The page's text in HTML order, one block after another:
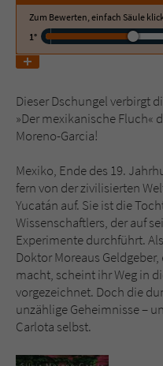
Zum Bewerten, einfach Säule
1°
Dieser Dschungel verbirgt
»Der mexikanische Fluch«
Moreno-Garcia!
Mexiko, Ende des 19.
fern von der zivilisierten
Yucatán auf. Sie ist die
Wissenschaftlers, der auf
Experimente durchführt.
Doktor Moreaus
macht, scheint ihr Weg in
vorgezeichnet. Doch die
unzählige Geheimnisse –
Carlota selbst.
Name
Laufzeit 1 Jahr
Zweck
Name fe_typo_user
Anbieter Literatur-
Laufzeit Session
Dieses